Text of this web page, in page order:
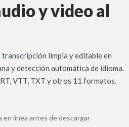
y video al
limpia y editable en
y detección automática de idioma.
VTT, TXT y otros 11 formatos.
en línea antes de descargar